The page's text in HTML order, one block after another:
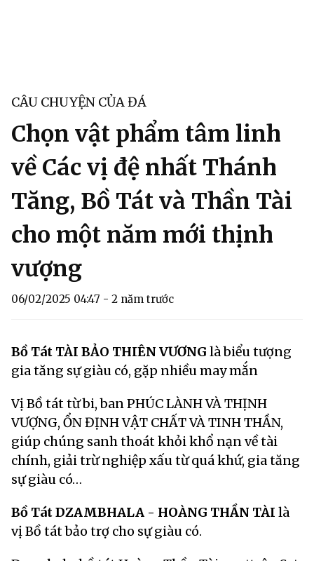
CÂU CHUYỆN CỦA ĐÁ
Chọn vật phẩm tâm linh
về Các vị đệ nhất Thánh
Tăng, Bồ Tát và Thần Tài
cho một năm mới thịnh
vượng
06/02/2025 04:47 - 2 năm trước
Bồ Tát TÀI BẢO THIÊN VƯƠNG là biểu tượng
gia tăng sự giàu có, gặp nhiều may mắn
Vị Bồ tát từ bi, ban PHÚC LÀNH VÀ THỊNH
VƯỢNG, ỔN ĐỊNH VẬT CHẤT VÀ TINH THẦN,
giúp chúng sanh thoát khỏi khổ nạn về tài
chính, giải trừ nghiệp xấu từ quá khứ, gia tăng
sự giàu có…
Bồ Tát DZAMBHALA - HOÀNG THẦN TÀI là
vị Bồ tát bảo trợ cho sự giàu có.